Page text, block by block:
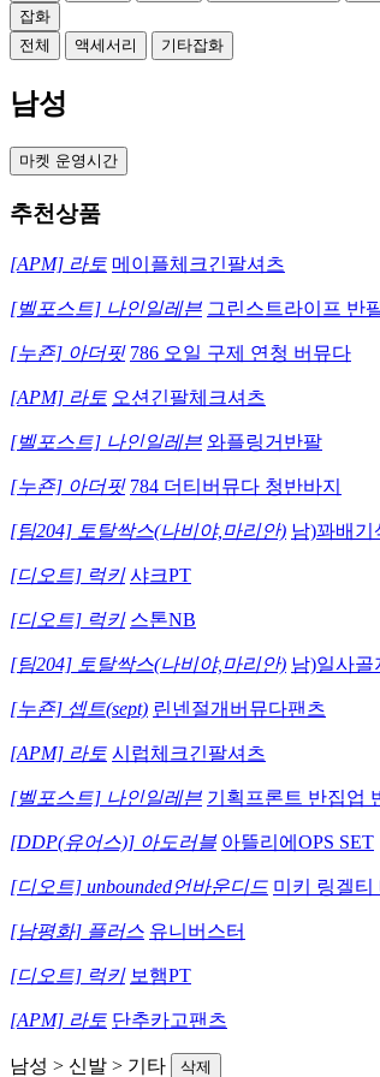
잡화
전체
액세서리 기타잡화
남성
마켓 운영시간
추천상품
[APM] 라토 메이플체크긴팔셔츠
[벨포스트] 나인일레븐 그린스트라이프 반
[누죤] 아더핏 786 오일 구제 연청 버뮤다
[APM] 라토 오션긴팔체크셔츠
[벨포스트] 나인일레븐 와플링거반팔
[누죤] 아더핏 784 더티버뮤다 청반바지
[팀204] 토탈싹스(나비야,마리안) 남)꽈배기
[디오트] 럭키 샤크PT
[디오트] 럭키 스톤NB
[팀204] 토탈싹스(나비야,마리안) 남)일사골
[누죤] 셉트(sept) 린넨절개버뮤다팬츠
[APM] 라토 시럽체크긴팔셔츠
[벨포스트] 나인일레븐 기획프론트 반집업
[DDP(유어스)] 아도러블 아뜰리에OPS SET
[디오트] unbounded언바운디드 미키 링겔티
[남평화] 플러스 유니버스터
[디오트] 럭키 보햄PT
[APM] 라토 단추카고팬츠
남성 > 신발 > 기타
삭제